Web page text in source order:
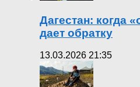
Дагестан: когда
дает обратку
13.03.2026 21:35